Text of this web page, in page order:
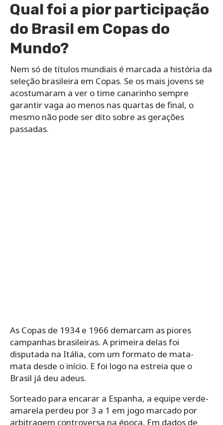
Qual foi a pior participação
do Brasil em Copas do
Mundo?
Nem só de títulos mundiais é marcada a história da
seleção brasileira em Copas. Se os mais jovens se
acostumaram a ver o time canarinho sempre
garantir vaga ao menos nas quartas de final, o
mesmo não pode ser dito sobre as gerações
passadas.
As Copas de 1934 e 1966 demarcam as piores
campanhas brasileiras. A primeira delas foi
disputada na Itália, com um formato de mata-
mata desde o início. E foi logo na estreia que o
Brasil já deu adeus.
Sorteado para encarar a Espanha, a equipe verde-
amarela perdeu por 3 a 1 em jogo marcado por
arbitragem controversa na época. Em dados de